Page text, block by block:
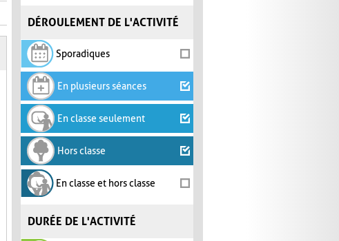
DÉROULEMENT DE L'ACTIVITÉ
Sporadiques
En plusieurs séances
En classe seulement
Hors classe
En classe et hors classe
DURÉE DE L'ACTIVITÉ